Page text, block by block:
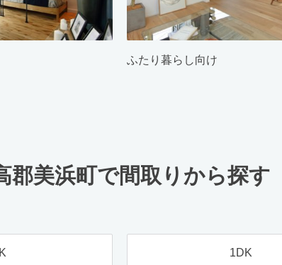
ふたり暮らし向け
郡美浜町で間取りから探す
1DK